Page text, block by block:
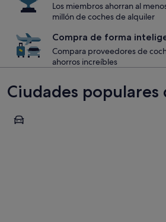
Los miembros ahorran al
millón de coches de alquiler
Compra de forma
Compara proveedores de
ahorros increíbles
Ciudades populares
El Cairo